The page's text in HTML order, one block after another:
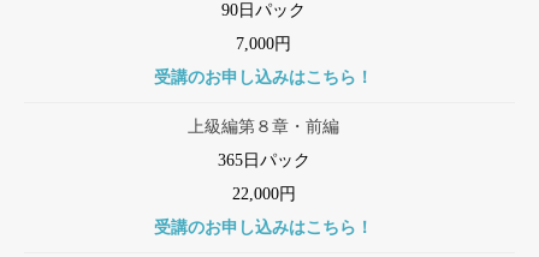
90日パック
7,000円
受講のお申し込みはこちら！
上級編第８章・前編
365日パック
22,000円
受講のお申し込みはこちら！